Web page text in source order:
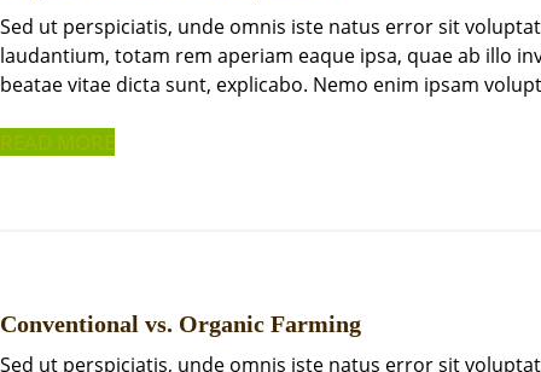
Sed ut perspiciatis, unde omnis iste natus error sit
laudantium, totam rem aperiam eaque ipsa, quae ab illo
beatae vitae dicta sunt, explicabo. Nemo enim ipsam
READ MORE
Conventional vs. Organic Farming
Sed ut perspiciatis, unde omnis iste natus error sit